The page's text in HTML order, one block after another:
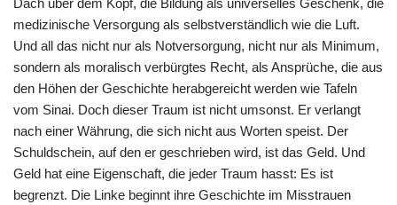
Dach über dem Kopf, die Bildung als universelles Geschenk, die
medizinische Versorgung als selbstverständlich wie die Luft.
Und all das nicht nur als Notversorgung, nicht nur als Minimum,
sondern als moralisch verbürgtes Recht, als Ansprüche, die aus
den Höhen der Geschichte herabgereicht werden wie Tafeln
vom Sinai. Doch dieser Traum ist nicht umsonst. Er verlangt
nach einer Währung, die sich nicht aus Worten speist. Der
Schuldschein, auf den er geschrieben wird, ist das Geld. Und
Geld hat eine Eigenschaft, die jeder Traum hasst: Es ist
begrenzt. Die Linke beginnt ihre Geschichte im Misstrauen